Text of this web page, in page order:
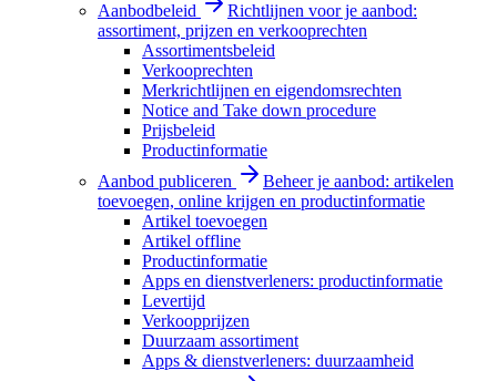
Aanbodbeleid
Richtlijnen voor je aanbod:
assortiment, prijzen en verkooprechten
Assortimentsbeleid
Verkooprechten
Merkrichtlijnen en eigendomsrechten
Notice and Take down procedure
Prijsbeleid
Productinformatie
Aanbod publiceren
Beheer je aanbod: artikelen
toevoegen, online krijgen en productinformatie
Artikel toevoegen
Artikel offline
Productinformatie
Apps en dienstverleners: productinformatie
Levertijd
Verkoopprijzen
Duurzaam assortiment
Apps & dienstverleners: duurzaamheid